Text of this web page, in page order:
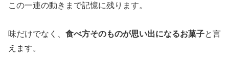
この一連の動きまで記憶に残ります。
味だけでなく、 食べ方そのものが思い出になるお菓子と言
えます。